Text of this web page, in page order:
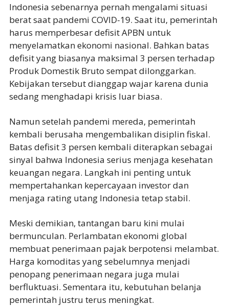
Indonesia sebenarnya pernah mengalami situasi
berat saat pandemi COVID-19. Saat itu, pemerintah
harus memperbesar defisit APBN untuk
menyelamatkan ekonomi nasional. Bahkan batas
defisit yang biasanya maksimal 3 persen terhadap
Produk Domestik Bruto sempat dilonggarkan.
Kebijakan tersebut dianggap wajar karena dunia
sedang menghadapi krisis luar biasa.
Namun setelah pandemi mereda, pemerintah
kembali berusaha mengembalikan disiplin fiskal.
Batas defisit 3 persen kembali diterapkan sebagai
sinyal bahwa Indonesia serius menjaga kesehatan
keuangan negara. Langkah ini penting untuk
mempertahankan kepercayaan investor dan
menjaga rating utang Indonesia tetap stabil.
Meski demikian, tantangan baru kini mulai
bermunculan. Perlambatan ekonomi global
membuat penerimaan pajak berpotensi melambat.
Harga komoditas yang sebelumnya menjadi
penopang penerimaan negara juga mulai
berfluktuasi. Sementara itu, kebutuhan belanja
pemerintah justru terus meningkat.